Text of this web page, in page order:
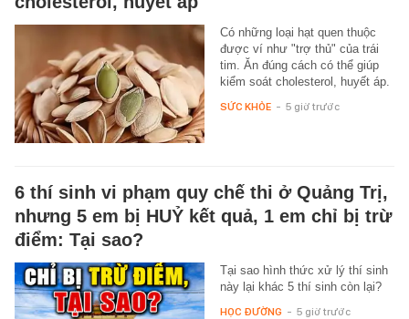
Có những loại hạt quen thuộc
được ví như "trợ thủ" của trái
tim. Ăn đúng cách có thể giúp
kiểm soát cholesterol, huyết áp.
SỨC KHỎE - 5 giờ trước
6 thí sinh vi phạm quy chế thi ở Quảng Trị,
nhưng 5 em bị HUỶ kết quả, 1 em chỉ bị trừ
điểm: Tại sao?
Tại sao hình thức xử lý thí sinh
này lại khác 5 thí sinh còn lại?
HỌC ĐƯỜNG - 5 giờ trước